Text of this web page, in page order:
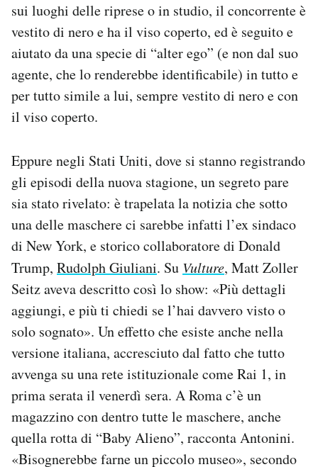
sui luoghi delle riprese o in studio, il concorrente è
vestito di nero e ha il viso coperto, ed è seguito e
aiutato da una specie di “alter ego” (e non dal suo
agente, che lo renderebbe identificabile) in tutto e
per tutto simile a lui, sempre vestito di nero e con
il viso coperto.
Eppure negli Stati Uniti, dove si stanno registrando
gli episodi della nuova stagione, un segreto pare
sia stato rivelato: è trapelata la notizia che sotto
una delle maschere ci sarebbe infatti l’ex sindaco
di New York, e storico collaboratore di Donald
Trump, Rudolph Giuliani. Su Vulture, Matt Zoller
Seitz aveva descritto così lo show: «Più dettagli
aggiungi, e più ti chiedi se l’hai davvero visto o
solo sognato». Un effetto che esiste anche nella
versione italiana, accresciuto dal fatto che tutto
avvenga su una rete istituzionale come Rai 1, in
prima serata il venerdì sera. A Roma c’è un
magazzino con dentro tutte le maschere, anche
quella rotta di “Baby Alieno”, racconta Antonini.
«Bisognerebbe farne un piccolo museo», secondo